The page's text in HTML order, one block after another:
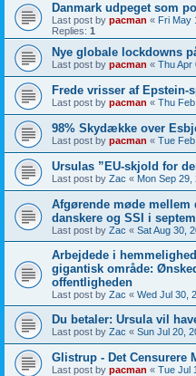
Danmark udpeget som
Last post by pacman « Fri May
Replies: 1
Nye globale lockdowns
Last post by pacman « Thu Apr
Frede vrisser af Epstein-
Last post by pacman « Thu
98% Skydække over
Last post by pacman « Tue
Ursulas ”EU-skjold for
Last post by Zac « Mon Sep 29,
Afgørende møde mellem
danskere og SSI i
Last post by Zac « Sat Aug 30,
Arbejdede i
gigantisk område:
offentligheden
Last post by Zac « Wed Jul 30,
Du betaler: Ursula vil
Last post by Zac « Sun Jul 20,
Glistrup - Det Censurere
Last post by pacman « Tue Jul